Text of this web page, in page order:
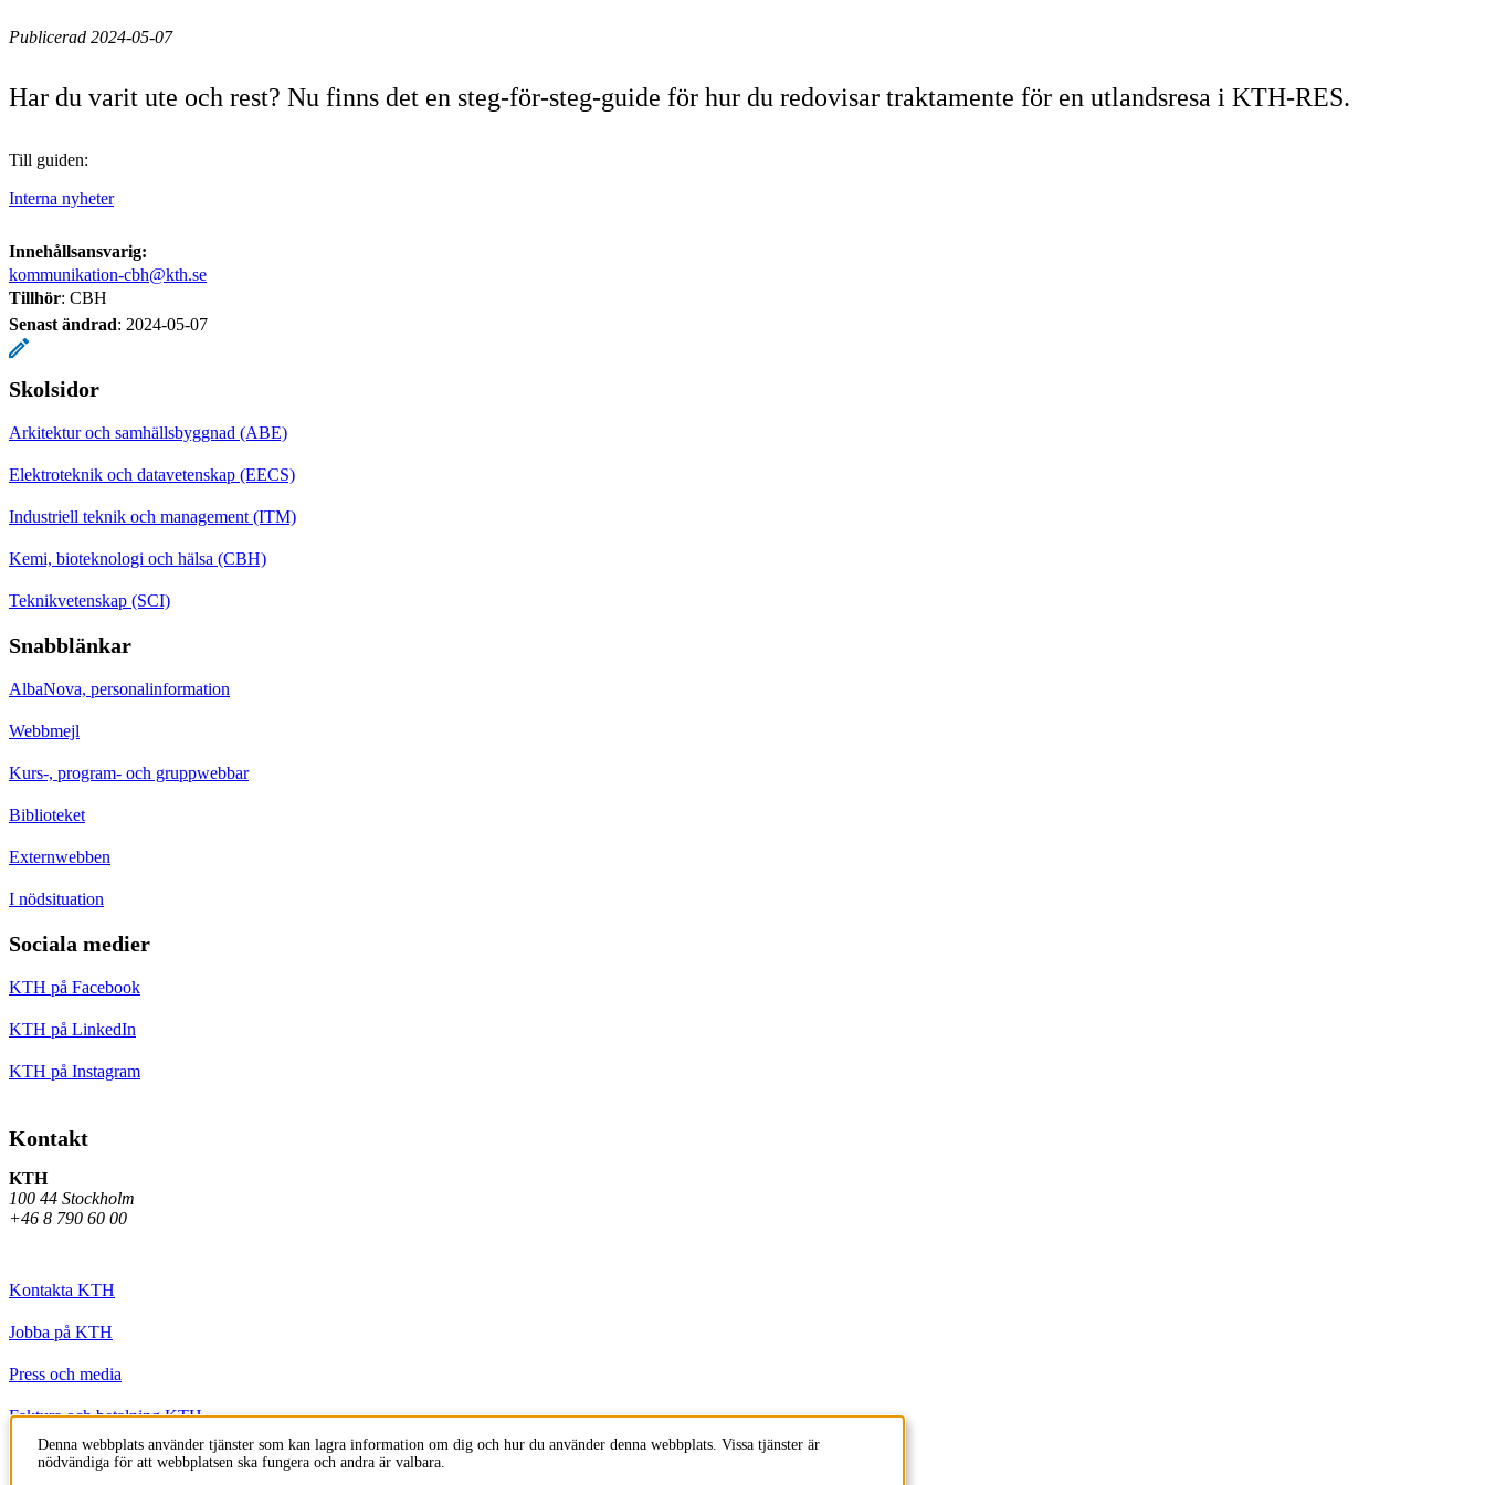
Publicerad 2024-05-07
Har du varit ute och rest? Nu finns det en steg-för-steg-guide för hur du redovisar traktamente för en utlandsresa i KTH-RES.
Till guiden:
Interna nyheter
Innehållsansvarig:
kommunikation-cbh@kth.se
Tillhör: CBH
Senast ändrad: 2024-05-07
Skolsidor
Arkitektur och samhällsbyggnad (ABE)
Elektroteknik och datavetenskap (EECS)
Industriell teknik och management (ITM)
Kemi, bioteknologi och hälsa (CBH)
Teknikvetenskap (SCI)
Snabblänkar
AlbaNova, personalinformation
Webbmejl
Kurs-, program- och gruppwebbar
Biblioteket
Externwebben
I nödsituation
Sociala medier
KTH på Facebook
KTH på LinkedIn
KTH på Instagram
Kontakt
KTH
100 44 Stockholm
+46 8 790 60 00
Kontakta KTH
Jobba på KTH
Press och media
Faktura och betalning KTH
Om KTH:s webbplatser
Denna webbplats använder tjänster som kan lagra information om dig och hur du använder denna webbplats. Vissa tjänster är
nödvändiga för att webbplatsen ska fungera och andra är valbara.